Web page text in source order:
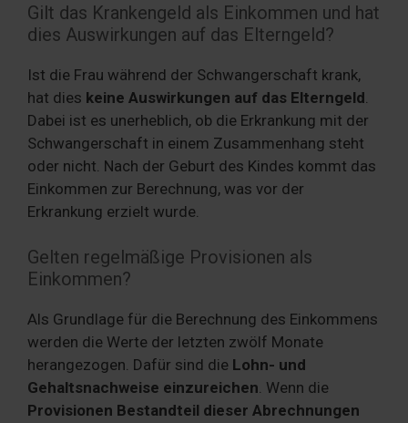
Gilt das Krankengeld als Einkommen und hat
dies Auswirkungen auf das Elterngeld?
Ist die Frau während der Schwangerschaft krank,
hat dies keine Auswirkungen auf das Elterngeld
Dabei ist es unerheblich, ob die Erkrankung mit der
Schwangerschaft in einem Zusammenhang steht
oder nicht. Nach der Geburt des Kindes kommt das
Einkommen zur Berechnung, was vor der
Erkrankung erzielt wurde.
Gelten regelmäßige Provisionen als
Einkommen?
Als Grundlage für die Berechnung des Einkommens
werden die Werte der letzten zwölf Monate
herangezogen. Dafür sind die Lohn- und
Gehaltsnachweise einzureichen. Wenn die
Provisionen Bestandteil dieser Abrechnungen